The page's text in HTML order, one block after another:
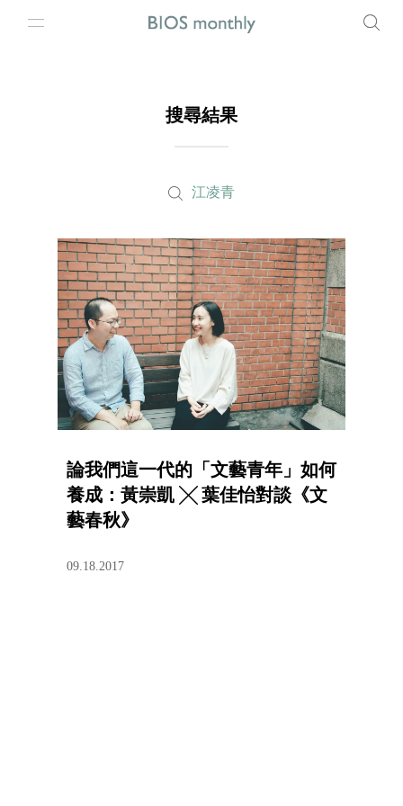
搜尋結果
江凌青
論我們這一代的「文藝青年」如何
養成：黃崇凱 ╳ 葉佳怡對談《文
藝春秋》
09.18.2017